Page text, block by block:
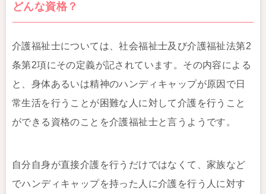
どんな資格？
介護福祉士については、社会福祉士及び介護福祉法第2
条第2項にその定義が記されています。その内容による
と、身体あるいは精神のハンディキャップが原因で日
常生活を行うことが困難な人に対して介護を行うこと
ができる資格のことを介護福祉士と言うようです。
自分自身が直接介護を行うだけではなくて、家族など
でハンディキャップを持った人に介護を行う人に対す